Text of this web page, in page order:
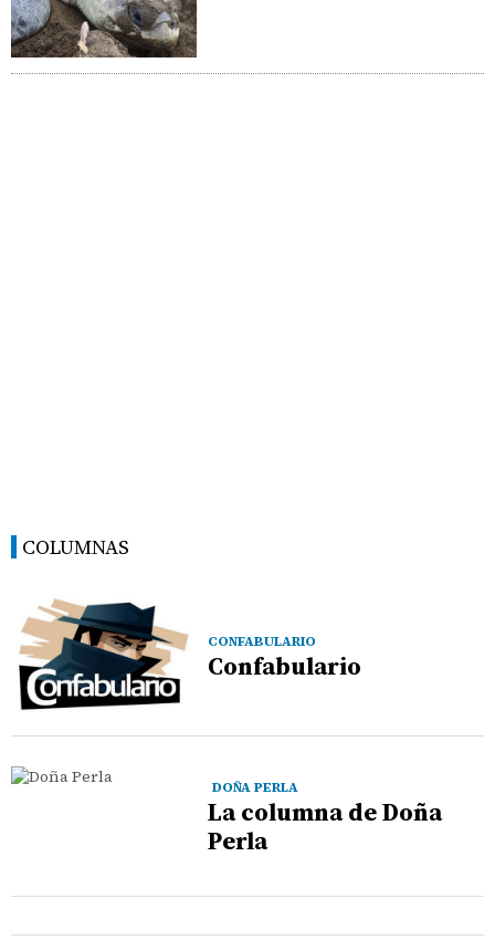
COLUMNAS
CONFABULARIO
Confabulario
DOÑA PERLA
La columna de Doña
Perla